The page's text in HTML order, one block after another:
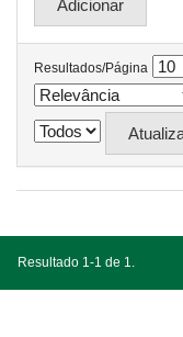
Resultados/Página
Resultado 1-1 de 1.